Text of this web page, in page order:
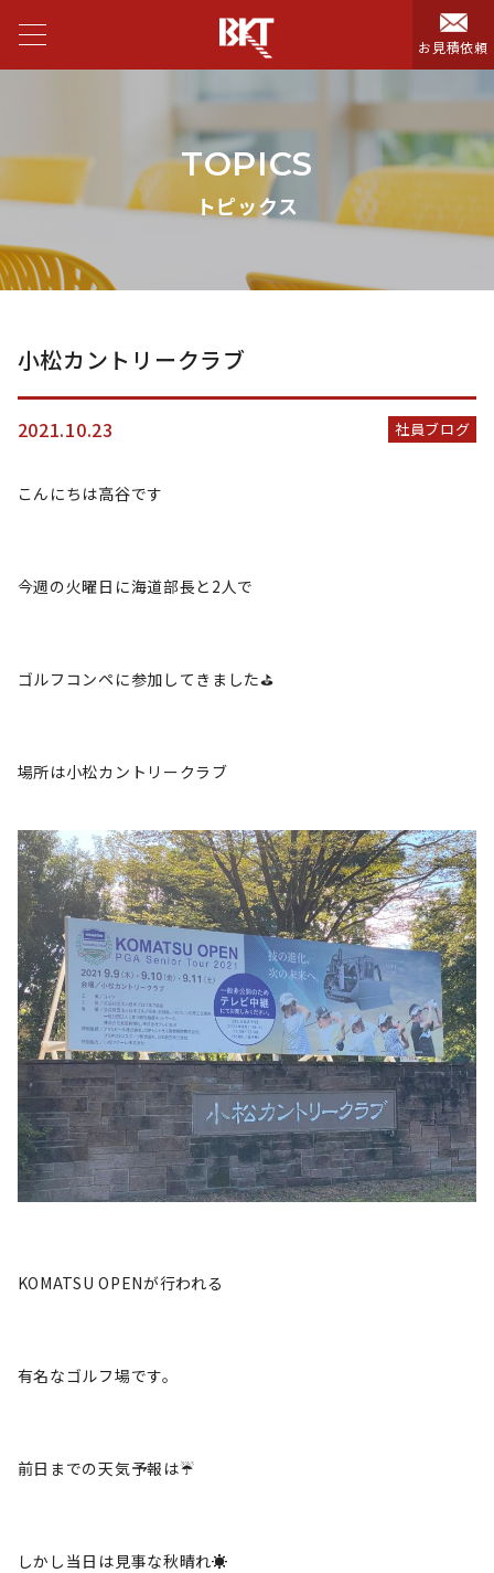
お見積依頼
TOPICS
トピックス
小松カントリークラブ
2021.10.23 社員ブログ
こんにちは高谷です
今週の火曜日に海道部長と2人で
ゴルフコンペに参加してきました⛳️
場所は小松カントリークラブ
KOMATSU OPENが行われる
有名なゴルフ場です。
前日までの天気予報は☔️
しかし当日は見事な秋晴れ☀️